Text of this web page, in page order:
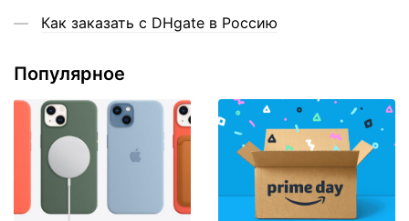
Как заказать с DHgate в Россию
Популярное